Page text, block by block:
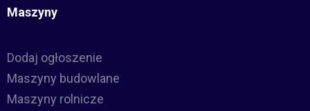
Maszyny
Dodaj ogłoszenie
Maszyny budowlane
Maszyny rolnicze